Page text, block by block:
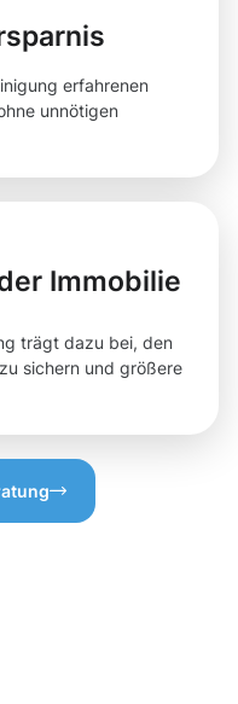
erfahrenen
unnötigen
Immobilie
trägt dazu bei, den
sichern und größere